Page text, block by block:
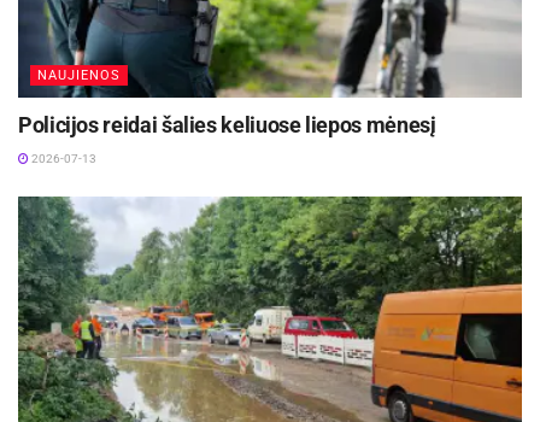
NAUJIENOS
Policijos reidai šalies keliuose liepos mėnesį
2026-07-13